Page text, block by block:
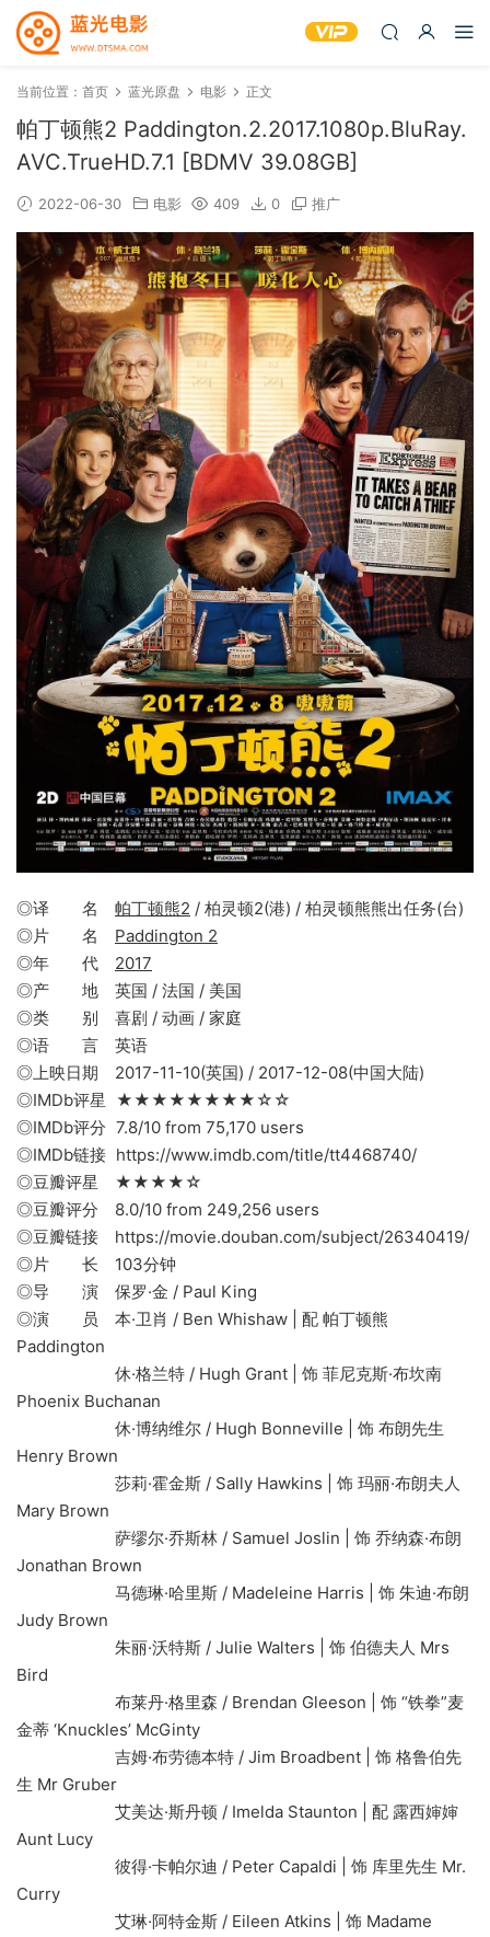
当前位置： 首页 蓝光原盘 电影 正文
帕丁顿熊2 Paddington.2.2017.1080p.BluRay.
AVC.TrueHD.7.1 [BDMV 39.08GB]
2022-06-30 电影 409 0 推广
◎译 名 帕丁顿熊2 / 柏灵顿2(港) / 柏灵顿熊熊出任务(台)
◎片 名 Paddington 2
◎年 代 2017
◎产 地 英国 / 法国 / 美国
◎类 别 喜剧 / 动画 / 家庭
◎语 言 英语
◎上映日期 2017-11-10(英国) / 2017-12-08(中国大陆)
◎IMDb评星 ★★★★★★★★☆☆
◎IMDb评分 7.8/10 from 75,170 users
◎IMDb链接 https://www.imdb.com/title/tt4468740/
◎豆瓣评星 ★★★★☆
◎豆瓣评分 8.0/10 from 249,256 users
◎豆瓣链接 https://movie.douban.com/subject/26340419/
◎片 长 103分钟
◎导 演 保罗·金 / Paul King
◎演 员 本·卫肖 / Ben Whishaw | 配 帕丁顿熊
Paddington
休·格兰特 / Hugh Grant | 饰 菲尼克斯·布坎南
Phoenix Buchanan
休·博纳维尔 / Hugh Bonneville | 饰 布朗先生
Henry Brown
莎莉·霍金斯 / Sally Hawkins | 饰 玛丽·布朗夫人
Mary Brown
萨缪尔·乔斯林 / Samuel Joslin | 饰 乔纳森·布朗
Jonathan Brown
马德琳·哈里斯 / Madeleine Harris | 饰 朱迪·布朗
Judy Brown
朱丽·沃特斯 / Julie Walters | 饰 伯德夫人 Mrs
Bird
布莱丹·格里森 / Brendan Gleeson | 饰 “铁拳”麦
金蒂 ‘Knuckles’ McGinty
吉姆·布劳德本特 / Jim Broadbent | 饰 格鲁伯先
生 Mr Gruber
艾美达·斯丹顿 / Imelda Staunton | 配 露西婶婶
Aunt Lucy
彼得·卡帕尔迪 / Peter Capaldi | 饰 库里先生 Mr.
Curry
艾琳·阿特金斯 / Eileen Atkins | 饰 Madame